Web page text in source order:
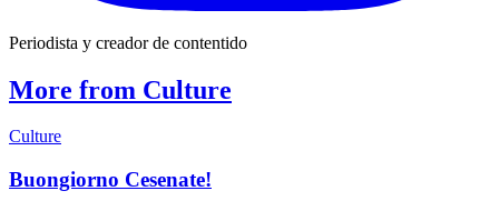
Periodista y creador de contentido
More from Culture
Culture
Buongiorno Cesenate!